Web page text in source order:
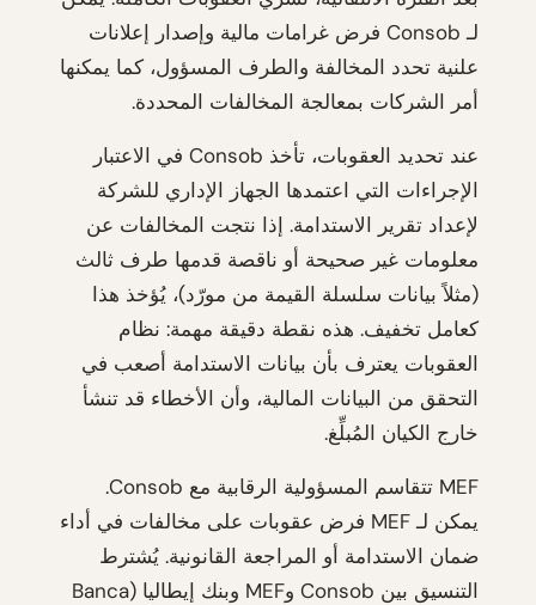
لـ Consob فرض غرامات مالية وإصدار إعلانات
علنية تحدد المخالفة والطرف المسؤول، كما يمكنها
أمر الشركات بمعالجة المخالفات المحددة.
عند تحديد العقوبات، تأخذ Consob في الاعتبار
الإجراءات التي اعتمدها الجهاز الإداري للشركة
لإعداد تقرير الاستدامة. إذا نتجت المخالفات عن
معلومات غير صحيحة أو ناقصة قدمها طرف ثالث
(مثلاً بيانات سلسلة القيمة من مورّد)، يُؤخذ هذا
كعامل تخفيف. هذه نقطة دقيقة مهمة: نظام
العقوبات يعترف بأن بيانات الاستدامة أصعب في
التحقق من البيانات المالية، وأن الأخطاء قد تنشأ
خارج الكيان المُبلِّغ.
MEF تتقاسم المسؤولية الرقابية مع Consob.
يمكن لـ MEF فرض عقوبات على مخالفات في أداء
ضمان الاستدامة أو المراجعة القانونية. يُشترط
التنسيق بين Consob وMEF وبنك إيطاليا (Banca